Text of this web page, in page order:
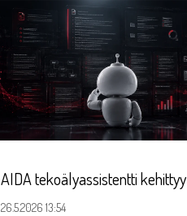
AIDA tekoälyassistentti kehittyy
26.5.2026 13:54